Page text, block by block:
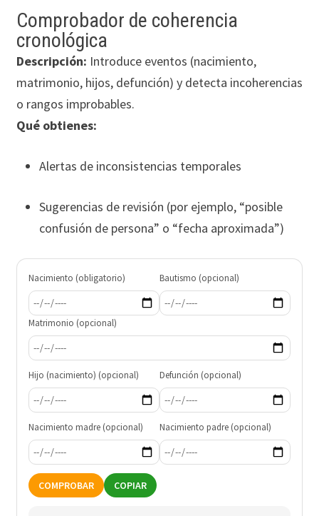
Comprobador de coherencia
cronológica
Descripción: Introduce eventos (nacimiento,
matrimonio, hijos, defunción) y detecta incoherencias
o rangos improbables.
Qué obtienes:
Alertas de inconsistencias temporales
Sugerencias de revisión (por ejemplo, “posible
confusión de persona” o “fecha aproximada”)
Nacimiento (obligatorio) Bautismo (opcional)
Matrimonio (opcional)
Hijo (nacimiento) (opcional) Defunción (opcional)
Nacimiento madre (opcional) Nacimiento padre (opcional)
COMPROBAR COPIAR